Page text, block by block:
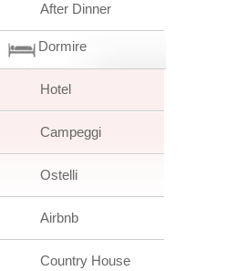
After Dinner
Dormire
Hotel
Campeggi
Ostelli
Airbnb
Country House